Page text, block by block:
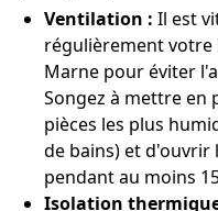
Ventilation : Il est
régulièrement votre
Marne pour éviter
Songez à mettre en
pièces les plus
de bains) et d'ouvrir
pendant au moins
Isolation